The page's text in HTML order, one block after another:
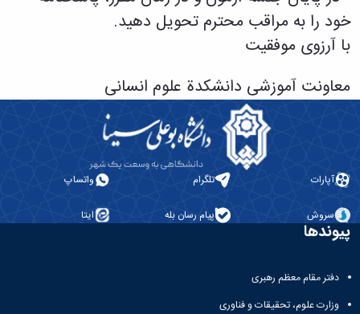
خود را به مراقب محترم تحویل دهید.
با آرزوی موفقیت
معاونت آموزشی دانشکدة علوم انسانی
آپارات تلگرام واتساپ
سروش پیام رسان بله ایتا
پیوندها
دفتر مقام معظم رهبری
وزارت علوم، تحقیقات و فناوری